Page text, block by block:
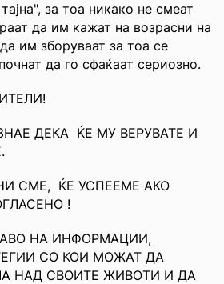
за тоа никако не смеат
да им кажат на возрасни на
им зборуваат за тоа се
да го сфаќаат сериозно.
ДЕКА ЌЕ МУ ВЕРУВАТЕ И
СМЕ, ЌЕ УСПЕЕМЕ АКО
!
НА ИНФОРМАЦИИ,
СО КОИ МОЖАТ ДА
НАД СВОИТЕ ЖИВОТИ И ДА